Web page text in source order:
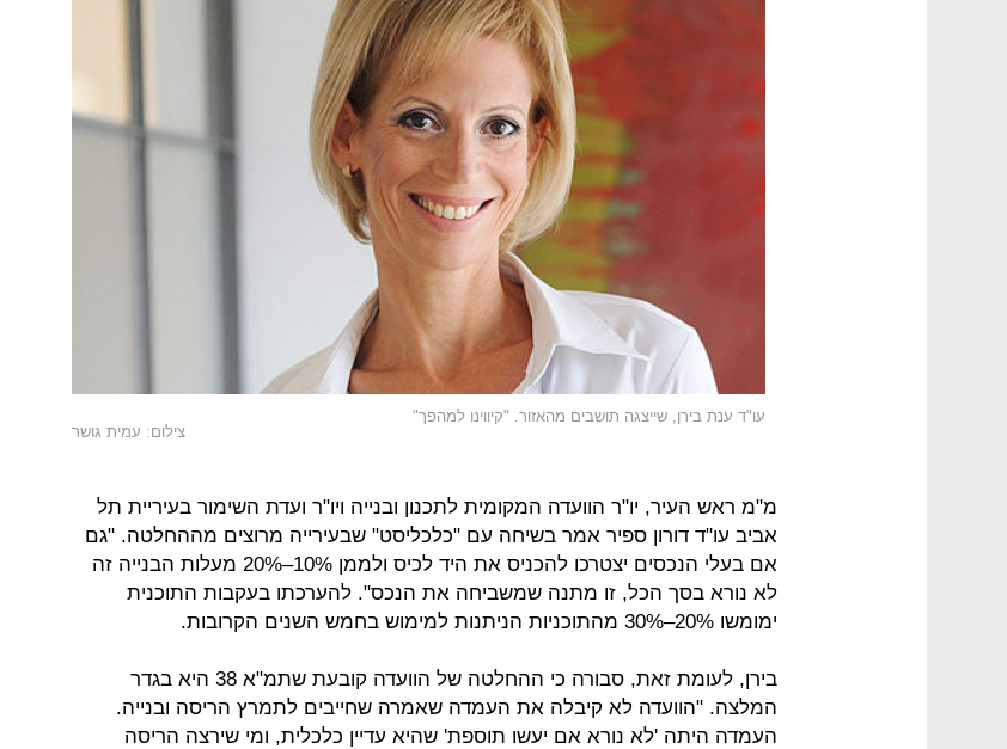
עו"ד ענת בירן, שייצגה תושבים מהאזור. "קיווינו למהפך"
צילום: עמית גושר
מ"מ ראש העיר, יו"ר הוועדה המקומית לתכנון ובנייה ויו"ר ועדת השימור בעיריית תל
אביב עו"ד דורון ספיר אמר בשיחה עם "כלכליסט" שבעירייה מרוצים מההחלטה. "גם
אם בעלי הנכסים יצטרכו להכניס את היד לכיס ולממן 10%–20% מעלות הבנייה זה
לא נורא בסך הכל, זו מתנה שמשביחה את הנכס". להערכתו בעקבות התוכנית
ימומשו 20%–30% מהתוכניות הניתנות למימוש בחמש השנים הקרובות.
בירן, לעומת זאת, סבורה כי ההחלטה של הוועדה קובעת שתמ"א 38 היא בגדר
המלצה. "הוועדה לא קיבלה את העמדה שאמרה שחייבים לתמרץ הריסה ובנייה.
העמדה היתה 'לא נורא אם יעשו תוספת' שהיא עדיין כלכלית, ומי שירצה הריסה